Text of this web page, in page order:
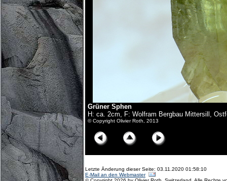
Grüner Sphen
H: ca. 2cm, F: Wolfram Bergbau Mittersill,
© Copyright Olivier Roth, 2013
Letzte Änderung dieser Seite: 03.11.2020 01:58:10
E-Mail an den Webmaster